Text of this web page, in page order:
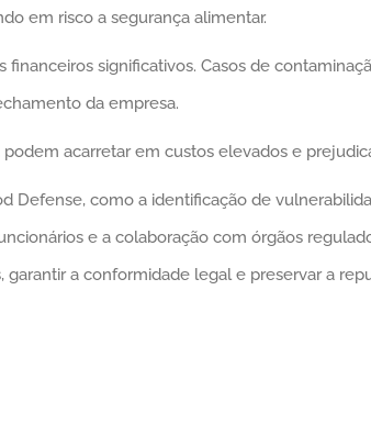
em risco a segurança alimentar.
significativos. Casos de
da empresa.
acarretar em custos elevados e
Defense, como a identificação de
e a colaboração com órgãos
a conformidade legal e preservar a